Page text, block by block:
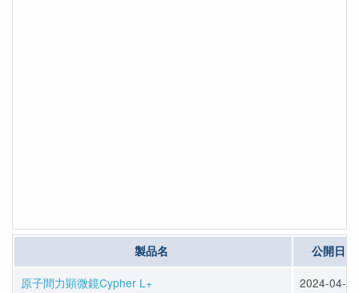
製品名 公開日
原子間力顕微鏡Cypher L+
2024-04-10